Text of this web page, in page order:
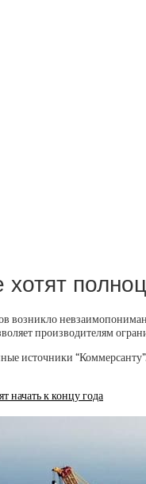
производителям
источники
начать к концу года